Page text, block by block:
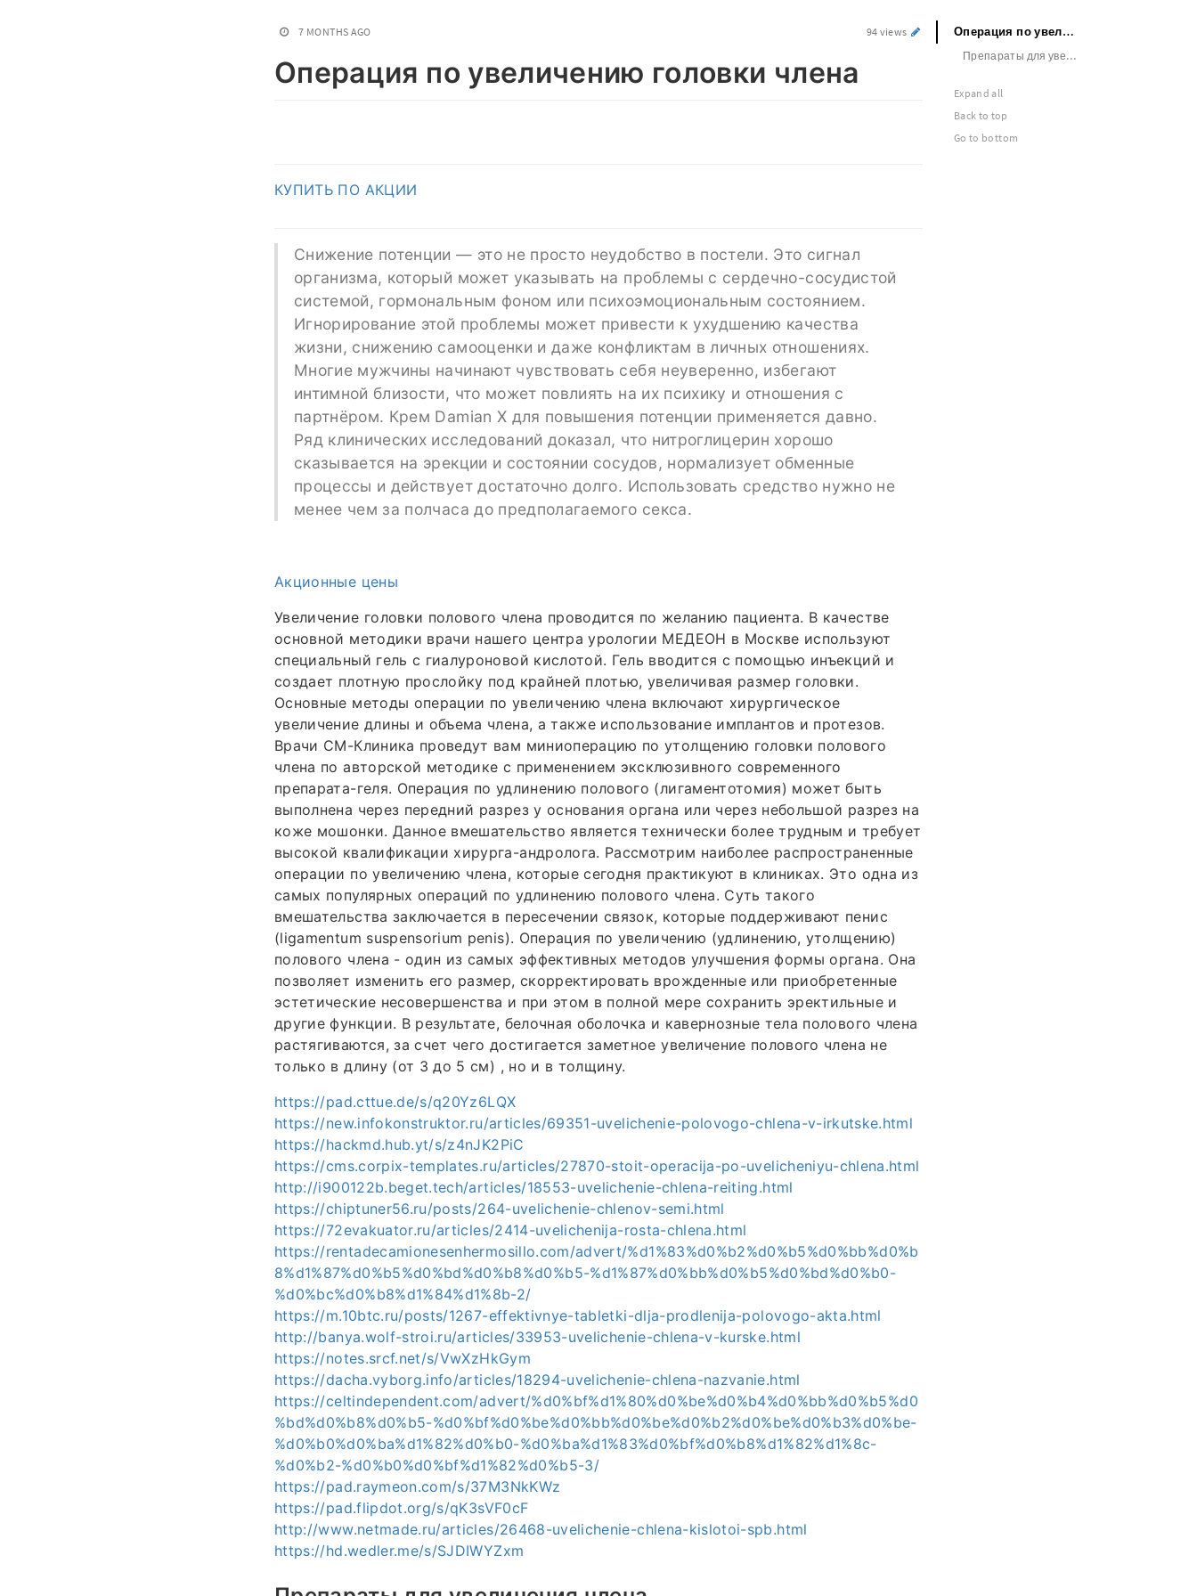
7 MONTHS AGO 94 views
Операция по увеличению головки члена
КУПИТЬ ПО АКЦИИ
Снижение потенции — это не просто неудобство в постели. Это сигнал
организма, который может указывать на проблемы с сердечно-сосудистой
системой, гормональным фоном или психоэмоциональным состоянием.
Игнорирование этой проблемы может привести к ухудшению качества
жизни, снижению самооценки и даже конфликтам в личных отношениях.
Многие мужчины начинают чувствовать себя неуверенно, избегают
интимной близости, что может повлиять на их психику и отношения с
партнёром. Крем Damian X для повышения потенции применяется давно.
Ряд клинических исследований доказал, что нитроглицерин хорошо
сказывается на эрекции и состоянии сосудов, нормализует обменные
процессы и действует достаточно долго. Использовать средство нужно не
менее чем за полчаса до предполагаемого секса.
Акционные цены
Увеличение головки полового члена проводится по желанию пациента. В качестве
основной методики врачи нашего центра урологии МЕДЕОН в Москве используют
специальный гель с гиалуроновой кислотой. Гель вводится с помощью инъекций и
создает плотную прослойку под крайней плотью, увеличивая размер головки.
Основные методы операции по увеличению члена включают хирургическое
увеличение длины и объема члена, а также использование имплантов и протезов.
Врачи СМ-Клиника проведут вам миниоперацию по утолщению головки полового
члена по авторской методике с применением эксклюзивного современного
препарата-геля. Операция по удлинению полового (лигаментотомия) может быть
выполнена через передний разрез у основания органа или через небольшой разрез на
коже мошонки. Данное вмешательство является технически более трудным и требует
высокой квалификации хирурга-андролога. Рассмотрим наиболее распространенные
операции по увеличению члена, которые сегодня практикуют в клиниках. Это одна из
самых популярных операций по удлинению полового члена. Суть такого
вмешательства заключается в пересечении связок, которые поддерживают пенис
(ligamentum suspensorium penis). Операция по увеличению (удлинению, утолщению)
полового члена - один из самых эффективных методов улучшения формы органа. Она
позволяет изменить его размер, скорректировать врожденные или приобретенные
эстетические несовершенства и при этом в полной мере сохранить эректильные и
другие функции. В результате, белочная оболочка и кавернозные тела полового члена
растягиваются, за счет чего достигается заметное увеличение полового члена не
только в длину (от 3 до 5 см) , но и в толщину.
https://pad.cttue.de/s/q20Yz6LQX
https://new.infokonstruktor.ru/articles/69351-uvelichenie-polovogo-chlena-v-irkutske.html
https://hackmd.hub.yt/s/z4nJK2PiC
https://cms.corpix-templates.ru/articles/27870-stoit-operacija-po-uvelicheniyu-chlena.html
http://i900122b.beget.tech/articles/18553-uvelichenie-chlena-reiting.html
https://chiptuner56.ru/posts/264-uvelichenie-chlenov-semi.html
https://72evakuator.ru/articles/2414-uvelichenija-rosta-chlena.html
https://rentadecamionesenhermosillo.com/advert/%d1%83%d0%b2%d0%b5%d0%bb%d0%b
8%d1%87%d0%b5%d0%bd%d0%b8%d0%b5-%d1%87%d0%bb%d0%b5%d0%bd%d0%b0-
%d0%bc%d0%b8%d1%84%d1%8b-2/
https://m.10btc.ru/posts/1267-effektivnye-tabletki-dlja-prodlenija-polovogo-akta.html
http://banya.wolf-stroi.ru/articles/33953-uvelichenie-chlena-v-kurske.html
https://notes.srcf.net/s/VwXzHkGym
https://dacha.vyborg.info/articles/18294-uvelichenie-chlena-nazvanie.html
https://celtindependent.com/advert/%d0%bf%d1%80%d0%be%d0%b4%d0%bb%d0%b5%d0
%bd%d0%b8%d0%b5-%d0%bf%d0%be%d0%bb%d0%be%d0%b2%d0%be%d0%b3%d0%be-
%d0%b0%d0%ba%d1%82%d0%b0-%d0%ba%d1%83%d0%bf%d0%b8%d1%82%d1%8c-
%d0%b2-%d0%b0%d0%bf%d1%82%d0%b5-3/
https://pad.raymeon.com/s/37M3NkKWz
https://pad.flipdot.org/s/qK3sVF0cF
http://www.netmade.ru/articles/26468-uvelichenie-chlena-kislotoi-spb.html
https://hd.wedler.me/s/SJDIWYZxm
Операция по увеличению головки члена
Препараты для увеличения члена
Expand all
Back to top
Go to bottom